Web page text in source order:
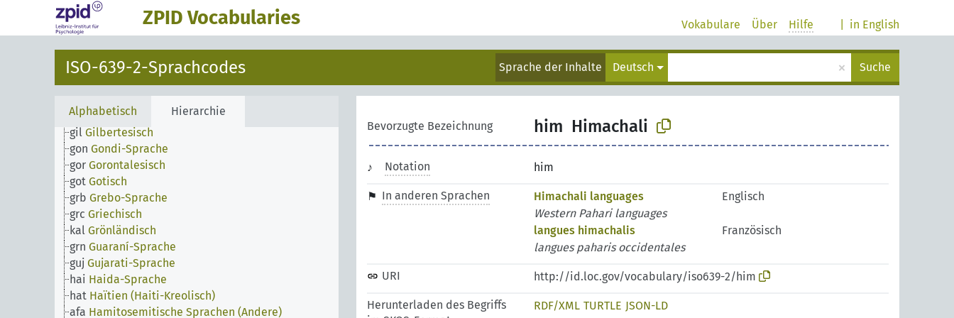
ZPID Vocabularies in English
Vokabulare Über Hilfe
ISO-639-2-Sprachcodes Sprache der Inhalte Deutsch × Suche
Alphabetisch Hierarchie
gla Gälisch-Schottisch
orm Galla-Sprache
lug Ganda-Sprache
gay Gayo-Sprache
gba Gbaya-Sprache
gem Germanische Sprachen (Andere)
gil Gilbertesisch
gon Gondi-Sprache
gor Gorontalesisch
got Gotisch
grb Grebo-Sprache
grc Griechisch
kal Grönländisch
grn Guaraní-Sprache
guj Gujarati-Sprache
hai Haida-Sprache
hat Haïtien (Haiti-Kreolisch)
afa Hamitosemitische Sprachen (Andere)
Bevorzugte Bezeichnung him Himachali
Notation him
In anderen Sprachen Himachali languages
Englisch
Western Pahari languages
langues himachalis
Französisch
langues paharis occidentales
URI http://id.loc.gov/vocabulary/iso639-2/him
Herunterladen des Begriffs
RDF/XML TURTLE JSON-LD